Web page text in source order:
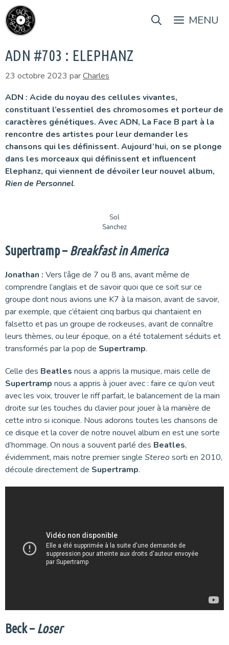
Aller
au
contenu
MENU
ADN #703 : ELEPHANZ
23 octobre 2023 parCharles
ADN : Acide du noyau des cellules vivantes,
constituant l’essentiel des chromosomes et porteur de
caractères génétiques. Avec ADN, La Face B part à la
rencontre des artistes pour leur demander les
chansons qui les définissent. Aujourd’hui, on se plonge
dans les morceaux qui définissent et influencent
Elephanz, qui viennent de dévoiler leur nouvel album,
Rien de Personnel.
Sol
Sanchez
Supertramp – Breakfast in America
Jonathan : Vers l’âge de 7 ou 8 ans, avant même de
comprendre l’anglais et de savoir quoi que ce soit sur ce
groupe dont nous avions une K7 à la maison, avant de savoir,
par exemple, que c’étaient cinq barbus qui chantaient en
falsetto et pas un groupe de rockeuses, avant de connaître
leurs thèmes, ou leur époque, on a été totalement séduits et
transformés par la pop de Supertramp.
Celle des Beatles nous a appris la musique, mais celle de
Supertramp nous a appris à jouer avec : faire ce qu’on veut
avec les voix, trouver le riff parfait, le balancement de la main
droite sur les touches du clavier pour jouer à la manière de
cette intro si iconique. Nous adorons toutes les chansons de
ce disque et la cover de notre nouvel album en est une sorte
d’hommage. On nous a souvent parlé des Beatles,
évidemment, mais notre premier single Stereosorti en 2010,
découle directement de Supertramp.
Beck – Loser